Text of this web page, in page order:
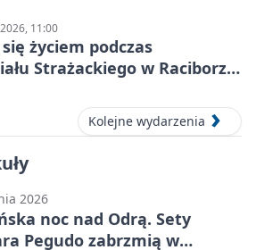
11:00
życiem podczas
Strażackiego w Raciborzu
Kolejne wydarzenia
2026
noc nad Odrą. Sety
Pegudo zabrzmią w